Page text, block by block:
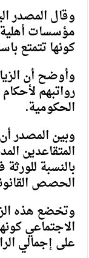
وقال المصدر
مؤسسات أهلية
كونها تتمتع
وأوضح أن
رواتبهم
الحكومية.
المتقاعدين
بالنسبة
الحصص
وتخضع هذه
الاجتماعي
على إجمالي